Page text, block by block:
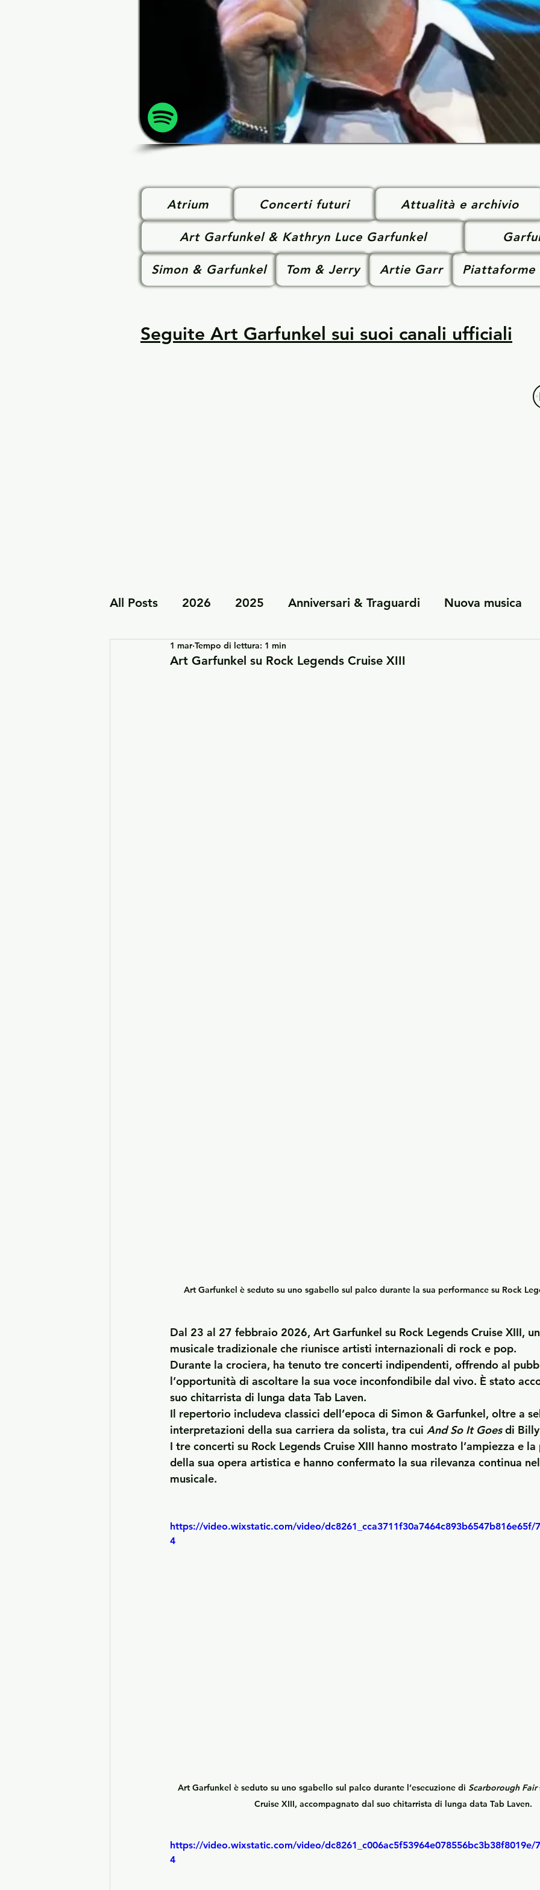
Atrium Concerti futuri Attualità e archivio
Art Garfunkel & Kathryn Luce Garfunkel
Simon & Garfunkel Tom & Jerry Artie Garr Piattaforme
Seguite Art Garfunkel sui suoi canali ufficiali
All Posts 2026 2025 Anniversari & Traguardi Nuova musica
Tour e concerti dal vivo
Art Garfunkel su Rock Legends Cruise XIII
1 mar Tempo di lettura: 1 min
Art Garfunkel è seduto su uno sgabello sul palco durante la sua performance su Rock
Dal 23 al 27 febbraio 2026, Art Garfunkel su Rock Legends Cruise XIII,
musicale tradizionale che riunisce artisti internazionali di rock e pop.
Durante la crociera, ha tenuto tre concerti indipendenti, offrendo al
l’opportunità di ascoltare la sua voce inconfondibile dal vivo. È stato
suo chitarrista di lunga data Tab Laven.
Il repertorio includeva classici dell’epoca di Simon & Garfunkel, oltre a
interpretazioni della sua carriera da solista, tra cui And So It Goes di Billy
I tre concerti su Rock Legends Cruise XIII hanno mostrato l’ampiezza e
della sua opera artistica e hanno confermato la sua rilevanza continua
musicale.
https://video.wixstatic.com/video/
4
Art Garfunkel è seduto su uno sgabello sul palco durante l’esecuzione di Scarborough Fair
Cruise XIII, accompagnato dal suo chitarrista di lunga data Tab Laven.
https://video.wixstatic.com/video/
4